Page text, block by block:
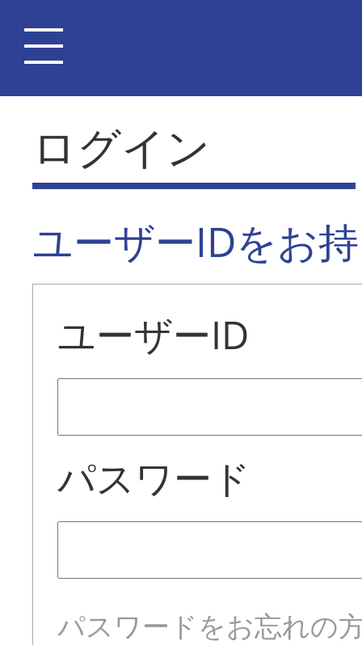
ログイン
ユーザーIDをお
ユーザーID
パスワード
パスワードをお忘れの